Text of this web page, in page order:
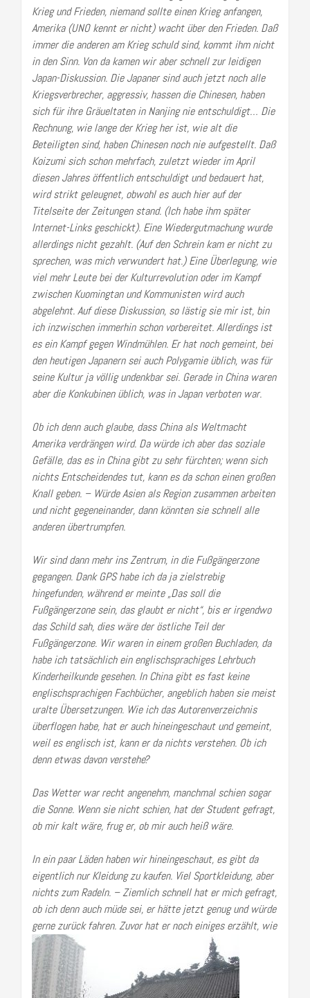
Krieg und Frieden, niemand sollte einen Krieg anfangen,
Amerika (UNO kennt er nicht) wacht über den Frieden. Daß
immer die anderen am Krieg schuld sind, kommt ihm nicht
in den Sinn. Von da kamen wir aber schnell zur leidigen
Japan-Diskussion. Die Japaner sind auch jetzt noch alle
Kriegsverbrecher, aggressiv, hassen die Chinesen, haben
sich für ihre Gräueltaten in Nanjing nie entschuldigt… Die
Rechnung, wie lange der Krieg her ist, wie alt die
Beteiligten sind, haben Chinesen noch nie aufgestellt. Daß
Koizumi sich schon mehrfach, zuletzt wieder im April
diesen Jahres öffentlich entschuldigt und bedauert hat,
wird strikt geleugnet, obwohl es auch hier auf der
Titelseite der Zeitungen stand. (Ich habe ihm später
Internet-Links geschickt). Eine Wiedergutmachung wurde
allerdings nicht gezahlt. (Auf den Schrein kam er nicht zu
sprechen, was mich verwundert hat.) Eine Überlegung, wie
viel mehr Leute bei der Kulturrevolution oder im Kampf
zwischen Kuomingtan und Kommunisten wird auch
abgelehnt. Auf diese Diskussion, so lästig sie mir ist, bin
ich inzwischen immerhin schon vorbereitet. Allerdings ist
es ein Kampf gegen Windmühlen. Er hat noch gemeint, bei
den heutigen Japanern sei auch Polygamie üblich, was für
seine Kultur ja völlig undenkbar sei. Gerade in China waren
aber die Konkubinen üblich, was in Japan verboten war.
Ob ich denn auch glaube, dass China als Weltmacht
Amerika verdrängen wird. Da würde ich aber das soziale
Gefälle, das es in China gibt zu sehr fürchten; wenn sich
nichts Entscheidendes tut, kann es da schon einen großen
Knall geben. – Würde Asien als Region zusammen arbeiten
und nicht gegeneinander, dann könnten sie schnell alle
anderen übertrumpfen.
Wir sind dann mehr ins Zentrum, in die Fußgängerzone
gegangen. Dank GPS habe ich da ja zielstrebig
hingefunden, während er meinte „Das soll die
Fußgängerzone sein, das glaubt er nicht“, bis er irgendwo
das Schild sah, dies wäre der östliche Teil der
Fußgängerzone. Wir waren in einem großen Buchladen, da
habe ich tatsächlich ein englischsprachiges Lehrbuch
Kinderheilkunde gesehen. In China gibt es fast keine
englischsprachigen Fachbücher, angeblich haben sie meist
uralte Übersetzungen. Wie ich das Autorenverzeichnis
überflogen habe, hat er auch hineingeschaut und gemeint,
weil es englisch ist, kann er da nichts verstehen. Ob ich
denn etwas davon verstehe?
Das Wetter war recht angenehm, manchmal schien sogar
die Sonne. Wenn sie nicht schien, hat der Student gefragt,
ob mir kalt wäre, frug er, ob mir auch heiß wäre.
In ein paar Läden haben wir hineingeschaut, es gibt da
eigentlich nur Kleidung zu kaufen. Viel Sportkleidung, aber
nichts zum Radeln. – Ziemlich schnell hat er mich gefragt,
ob ich denn auch müde sei, er hätte jetzt genug und würde
gerne zurück fahren.Zuvor hat er noch einiges erzählt, wie